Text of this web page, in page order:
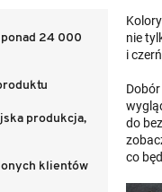
24 000
produkcja,
klientów
nie
i
do
co